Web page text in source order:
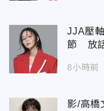
JJA壓
節 放話
8小時前
影/高橋